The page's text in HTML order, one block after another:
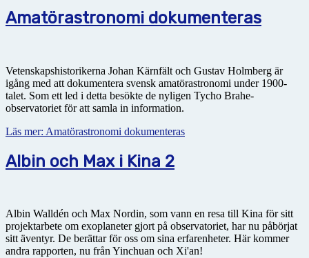
Amatörastronomi dokumenteras
Vetenskapshistorikerna Johan Kärnfält och Gustav Holmberg är
igång med att dokumentera svensk amatörastronomi under 1900-
talet. Som ett led i detta besökte de nyligen Tycho Brahe-
observatoriet för att samla in information.
Läs mer: Amatörastronomi dokumenteras
Albin och Max i Kina 2
Albin Walldén och Max Nordin, som vann en resa till Kina för sitt
projektarbete om exoplaneter gjort på observatoriet, har nu påbörjat
sitt äventyr. De berättar för oss om sina erfarenheter. Här kommer
andra rapporten, nu från Yinchuan och Xi'an!